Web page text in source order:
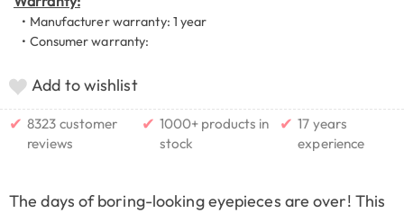
• Manufacturer warranty: 1 year
• Consumer warranty:
Add to wishlist
✔ 8323 customer
reviews
✔ 1000+ products in
stock
✔ 17 years
experience
The days of boring-looking eyepieces are over! This